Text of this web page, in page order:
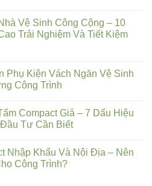
Vệ Sinh Công Cộng – 10
Trải Nghiệm Và Tiết Kiệm
Phụ Kiện Vách Ngăn Vệ Sinh
Công Trình
Compact Giả – 7 Dấu Hiệu
Tư Cần Biết
Nhập Khẩu Và Nội Địa – Nên
Công Trình?